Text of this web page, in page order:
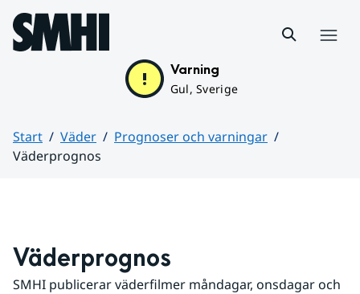
Hoppa till sidans innehåll
Varning
Gul, Sverige
Start Väder
Prognoser och varningar
Väderprognos
Väderprognos
SMHI publicerar väderfilmer måndagar, onsdagar och